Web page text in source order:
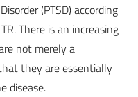
(PTSD) according
There is an increasing
not merely a
they are essentially
disease.